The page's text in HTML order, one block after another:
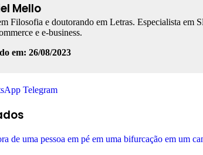
Mello
Filosofia e doutorando em Letras. Especialista em
e e-business.
em: 26/08/2023
Telegram